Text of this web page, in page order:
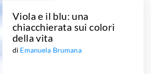
Viola e il blu: una
chiacchierata sui colori
della vita
di Emanuela Brumana